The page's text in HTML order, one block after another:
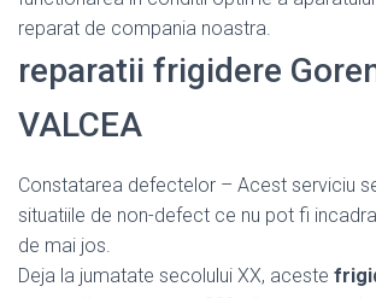
reparat de compania noastra.
reparatii frigidere
VALCEA
Constatarea defectelor – Acest serviciu
situatiile de non-defect ce nu pot fi
de mai jos.
Deja la jumatate secolului XX, aceste